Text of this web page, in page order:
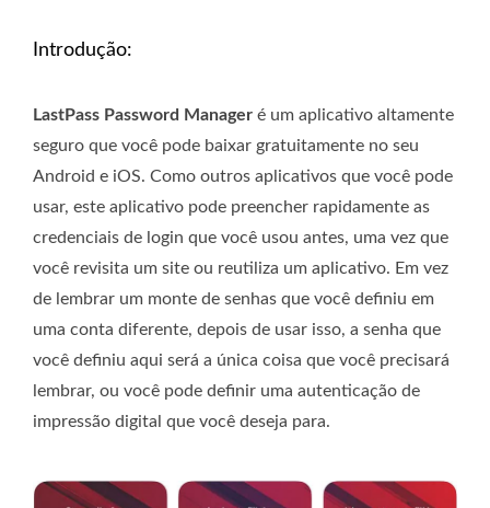
Introdução:
LastPass Password Manager é um aplicativo altamente
seguro que você pode baixar gratuitamente no seu
Android e iOS. Como outros aplicativos que você pode
usar, este aplicativo pode preencher rapidamente as
credenciais de login que você usou antes, uma vez que
você revisita um site ou reutiliza um aplicativo. Em vez
de lembrar um monte de senhas que você definiu em
uma conta diferente, depois de usar isso, a senha que
você definiu aqui será a única coisa que você precisará
lembrar, ou você pode definir uma autenticação de
impressão digital que você deseja para.